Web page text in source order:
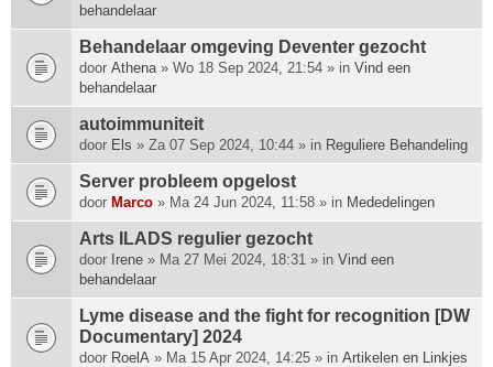
behandelaar
Behandelaar omgeving Deventer gezocht
door Athena » Wo 18 Sep 2024, 21:54 » in Vind een
behandelaar
autoimmuniteit
door Els » Za 07 Sep 2024, 10:44 » in Reguliere Behandeling
Server probleem opgelost
door Marco » Ma 24 Jun 2024, 11:58 » in Mededelingen
Arts ILADS regulier gezocht
door Irene » Ma 27 Mei 2024, 18:31 » in Vind een
behandelaar
Lyme disease and the fight for recognition [DW
Documentary] 2024
door RoelA » Ma 15 Apr 2024, 14:25 » in Artikelen en Linkjes